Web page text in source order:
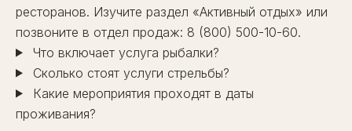
ресторанов. Изучите раздел «Активный отдых» или
позвоните в отдел продаж: 8 (800) 500-10-60.
Что включает услуга рыбалки?
Сколько стоят услуги стрельбы?
Какие мероприятия проходят в даты
проживания?